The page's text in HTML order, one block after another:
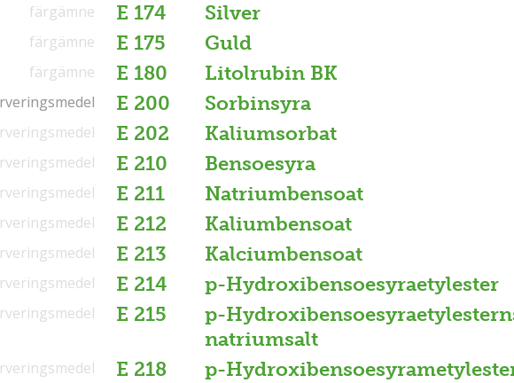
E 174 Silver
färgämne
E 175 Guld
färgämne
E 180 Litolrubin BK
färgämne
E 200 Sorbinsyra
E 202 Kaliumsorbat
E 210 Bensoesyra
E 211 Natriumbensoat
E 212 Kaliumbensoat
E 213 Kalciumbensoat
E 214 p-Hydroxibensoesyraetylester
E 215
p-
natriumsalt
E 218 p-